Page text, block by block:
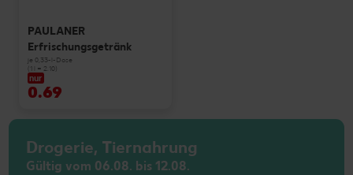
PAULANER
Erfrischungsgetränk
je 0,33-l-Dose
(1 l = 2.10)
nur
0.69
Drogerie, Tiernahrung
Gültig vom 06.08. bis 12.08.